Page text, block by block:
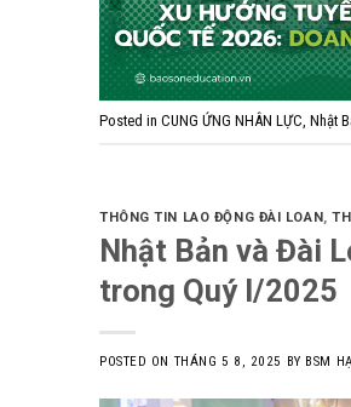
Posted in CUNG ỨNG NHÂN LỰC, Nhật
THÔNG TIN LAO ĐỘNG ĐÀI LOAN,
Nhật Bản và Đài
trong Quý I/2025
POSTED ON THÁNG 5 8, 2025 BY BSM